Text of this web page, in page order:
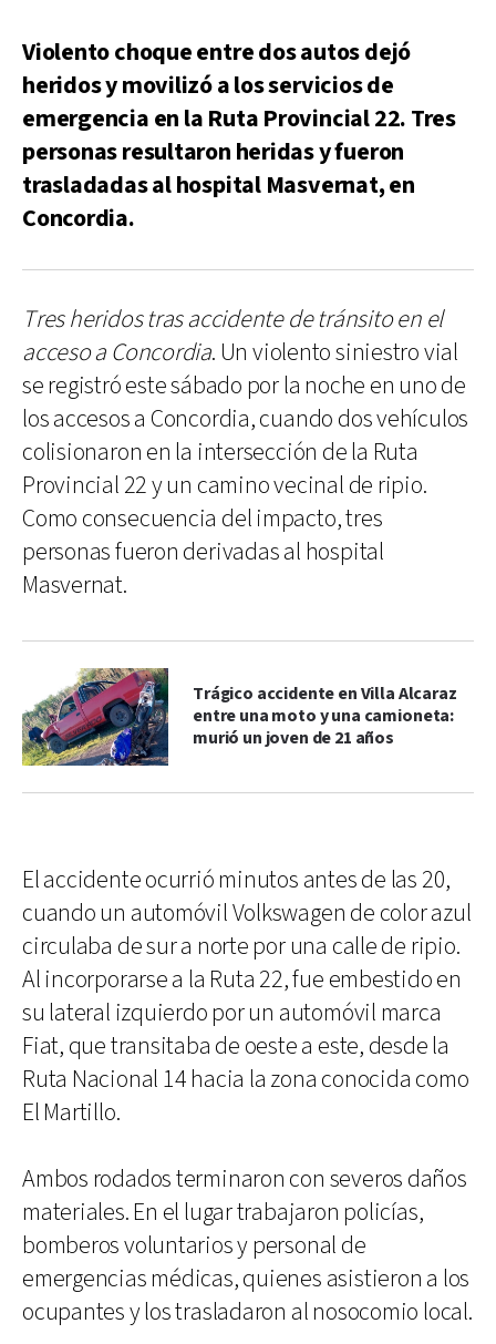
Violento choque entre dos autos dejó
heridos y movilizó a los servicios de
emergencia en la Ruta Provincial 22. Tres
personas resultaron heridas y fueron
trasladadas al hospital Masvernat, en
Concordia.
Tres heridos tras accidente de tránsito en el
acceso a Concordia. Un violento siniestro vial
se registró este sábado por la noche en uno de
los accesos a Concordia, cuando dos vehículos
colisionaron en la intersección de la Ruta
Provincial 22 y un camino vecinal de ripio.
Como consecuencia del impacto, tres
personas fueron derivadas al hospital
Masvernat.
Trágico accidente en Villa Alcaraz
entre una moto y una camioneta:
murió un joven de 21 años
El accidente ocurrió minutos antes de las 20,
cuando un automóvil Volkswagen de color azul
circulaba de sur a norte por una calle de ripio.
Al incorporarse a la Ruta 22, fue embestido en
su lateral izquierdo por un automóvil marca
Fiat, que transitaba de oeste a este, desde la
Ruta Nacional 14 hacia la zona conocida como
El Martillo.
Ambos rodados terminaron con severos daños
materiales. En el lugar trabajaron policías,
bomberos voluntarios y personal de
emergencias médicas, quienes asistieron a los
ocupantes y los trasladaron al nosocomio local.